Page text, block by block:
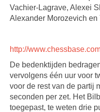
Vachier-Lagrave, Alexei
Alexander Morozevich en
http://
De bedenktijden
vervolgens één uur voor
voor de rest van de partij
seconden per zet. Het
toegepast, te weten drie